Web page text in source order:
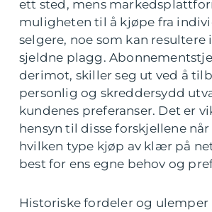
ett sted, mens
muligheten til å kjøpe fra
selgere, noe som kan resultere
sjeldne plagg.
derimot, skiller seg ut ved å
personlig og skreddersydd
kundenes preferanser. Det er
hensyn til disse forskjellene
hvilken type kjøp av klær på
best for ens egne behov og
Historiske fordeler og ulemper